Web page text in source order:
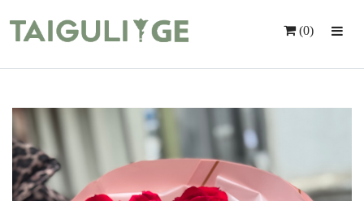
Ყვავილები
Საჩუქრები
Მომსახურება
Ინდივიდუალური Შეკვეთა
(0)